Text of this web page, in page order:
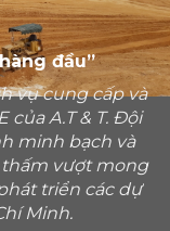
đầu”
vụ cung cấp và
A.T & T. Đội
minh bạch và
vượt mong
triển các dự
Minh.